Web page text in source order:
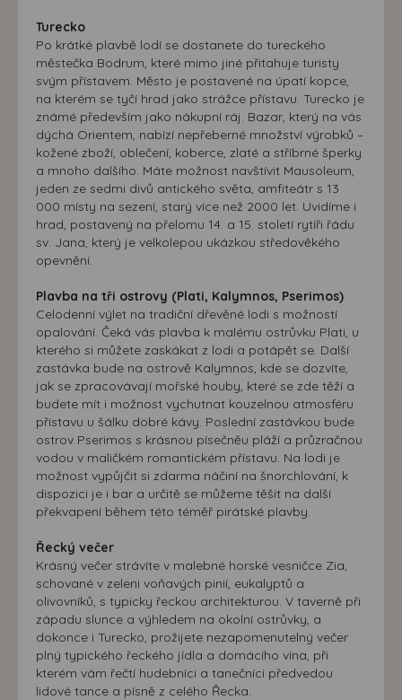
Turecko
Po krátké plavbě lodí se dostanete do tureckého
městečka Bodrum, které mimo jiné přitahuje turisty
svým přístavem. Město je postavené na úpatí kopce,
na kterém se tyčí hrad jako strážce přístavu. Turecko je
známé především jako nákupní ráj. Bazar, který na vás
dýchá Orientem, nabízí nepřeberné množství výrobků –
kožené zboží, oblečení, koberce, zlaté a stříbrné šperky
a mnoho dalšího. Máte možnost navštívit Mausoleum,
jeden ze sedmi divů antického světa, amfiteátr s 13
000 místy na sezení, starý více než 2000 let. Uvidíme i
hrad, postavený na přelomu 14. a 15. století rytíři řádu
sv. Jana, který je velkolepou ukázkou středověkého
opevnění.
Plavba na tři ostrovy (Plati, Kalymnos, Pserimos)
Celodenní výlet na tradiční dřevěné lodi s možností
opalování. Čeká vás plavba k malému ostrůvku Plati, u
kterého si můžete zaskákat z lodi a potápět se. Další
zastávka bude na ostrově Kalymnos, kde se dozvíte,
jak se zpracovávají mořské houby, které se zde těží a
budete mít i možnost vychutnat kouzelnou atmosféru
přístavu u šálku dobré kávy. Poslední zastávkou bude
ostrov Pserimos s krásnou písečněu pláží a průzračnou
vodou v maličkém romantickém přístavu. Na lodi je
možnost vypůjčit si zdarma náčiní na šnorchlování, k
dispozici je i bar a určitě se můžeme těšit na další
překvapení během této téměř pirátské plavby.
Řecký večer
Krásný večer strávíte v malebné horské vesničce Zia,
schované v zeleni voňavých pinií, eukalyptů a
olivovníků, s typicky řeckou architekturou. V taverně při
západu slunce a výhledem na okolní ostrůvky, a
dokonce i Turecko, prožijete nezapomenutelný večer
plný typického řeckého jídla a domácího vína, při
kterém vám řečtí hudebníci a tanečníci předvedou
lidové tance a písně z celého Řecka.